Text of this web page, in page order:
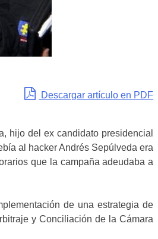
Descargar artículo en PDF
hijo del ex candidato presidencial
al hacker Andrés Sepúlveda era
que la campaña adeudaba a
de una estrategia de
y Conciliación de la Cámara